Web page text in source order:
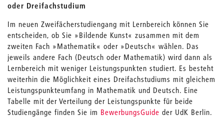
oder Dreifachstudium
Im neuen Zweifächerstudiengang mit Lernbereich können Sie
entscheiden, ob Sie »Bildende Kunst« zusammen mit dem
zweiten Fach »Mathematik« oder »Deutsch« wählen. Das
jeweils andere Fach (Deutsch oder Mathematik) wird dann als
Lernbereich mit weniger Leistungspunkten studiert. Es besteht
weiterhin die Möglichkeit eines Dreifachstudiums mit gleichem
Leistungspunkteumfang in Mathematik und Deutsch. Eine
Tabelle mit der Verteilung der Leistungspunkte für beide
Studiengänge finden Sie im BewerbungsGuide der UdK Berlin.